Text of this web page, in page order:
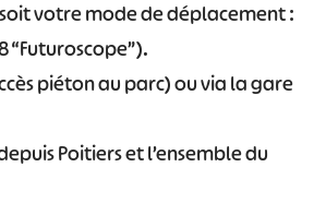
votre mode de déplacement :
“Futuroscope”).
piéton au parc) ou via la gare
Poitiers et l’ensemble du